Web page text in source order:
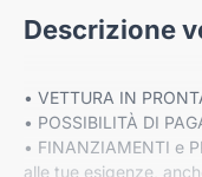
Descrizione
• VETTURA IN
• POSSIBILITÀ DI
• FINANZIAMENTI e
alle tue esigenze,